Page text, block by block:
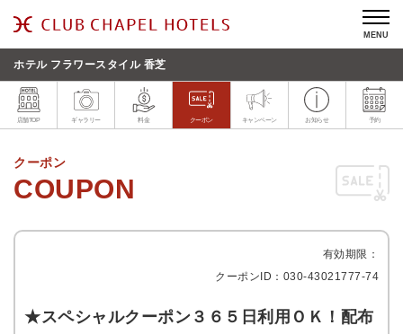
MENU
ホテル フラワースタイル 香芝
店舗TOP ギャラリー 料金 クーポン キャンペーン お知らせ 予約
クーポン
有効期限：
クーポンID：030-43021777-74
★スペシャルクーポン３６５日利用ＯＫ！配布